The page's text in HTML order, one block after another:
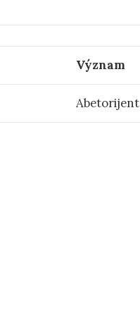
Význam
Abetorijent